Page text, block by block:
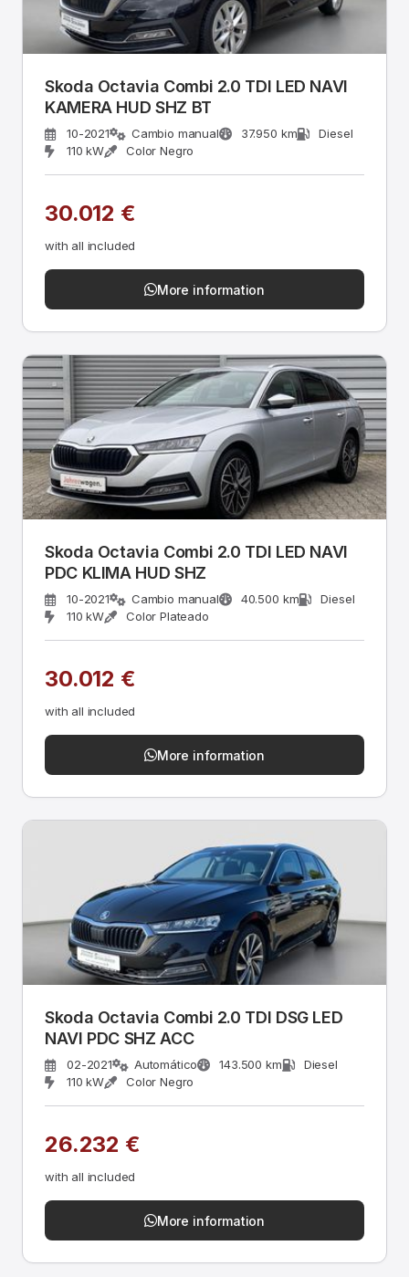
Skoda Octavia Combi 2.0 TDI LED NAVI
KAMERA HUD SHZ BT
10-2021 Cambio manual 37.950 km
Diesel
110 kW
Color Negro
30.012 €
with all included
More information
Skoda Octavia Combi 2.0 TDI LED NAVI
PDC KLIMA HUD SHZ
10-2021 Cambio manual 40.500 km
Diesel
110 kW
Color Plateado
30.012 €
with all included
More information
Skoda Octavia Combi 2.0 TDI DSG LED
NAVI PDC SHZ ACC
02-2021 Automático 143.500 km
Diesel
110 kW
Color Negro
26.232 €
with all included
More information